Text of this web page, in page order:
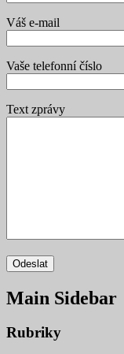
Váš e-mail
Vaše telefonní číslo
Text zprávy
Main Sidebar
Rubriky